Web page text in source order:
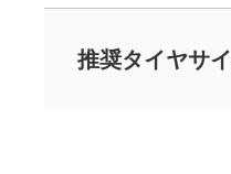
推奨タイヤサ